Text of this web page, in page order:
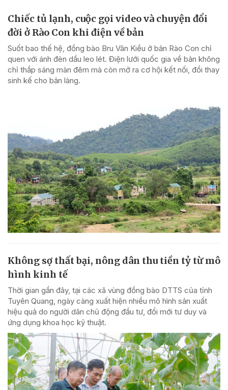
Chiếc tủ lạnh, cuộc gọi video và chuyện đổi
đời ở Rào Con khi điện về bản
Suốt bao thế hệ, đồng bào Bru Vân Kiều ở bản Rào Con chỉ
quen với ánh đèn dầu leo lét. Điện lưới quốc gia về bản không
chỉ thắp sáng màn đêm mà còn mở ra cơ hội kết nối, đổi thay
sinh kế cho bản làng.
Không sợ thất bại, nông dân thu tiền tỷ từ mô
hình kinh tế
Thời gian gần đây, tại các xã vùng đồng bào DTTS của tỉnh
Tuyên Quang, ngày càng xuất hiện nhiều mô hình sản xuất
hiệu quả do người dân chủ động đầu tư, đổi mới tư duy và
ứng dụng khoa học kỹ thuật.